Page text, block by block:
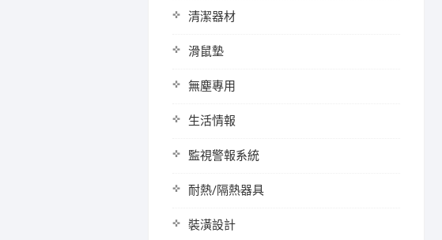
清潔器材
滑鼠墊
無塵專用
生活情報
監視警報系統
耐熱/隔熱器具
裝潢設計